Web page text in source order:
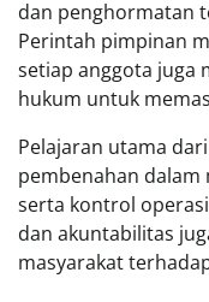
dan penghormatan
Perintah pimpinan
setiap anggota juga
hukum untuk
Pelajaran utama
pembenahan dalam
serta kontrol
dan akuntabilitas
masyarakat